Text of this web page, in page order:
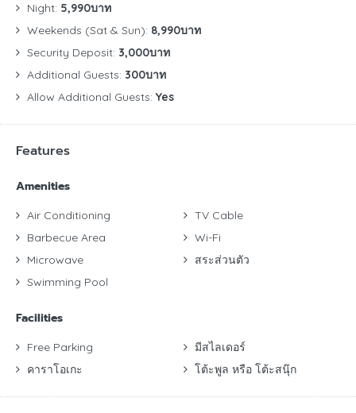
Night: 5,990บาท
Weekends (Sat & Sun): 8,990บาท
Security Deposit: 3,000บาท
Additional Guests: 300บาท
Allow Additional Guests: Yes
Features
Amenities
Air Conditioning
Barbecue Area
Microwave
Swimming Pool
TV Cable
Wi-Fi
สระส่วนตัว
Facilities
Free Parking
คาราโอเกะ
มีสไลเดอร์
โต้ะพูล หรือ โต้ะสนุ๊ก